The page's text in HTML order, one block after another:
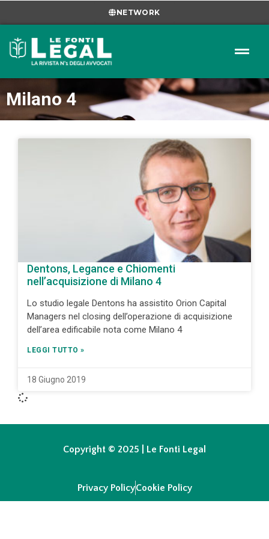
NETWORK
Milano 4
Dentons, Legance e Chiomenti
nell’acquisizione di Milano 4
Lo studio legale Dentons ha assistito Orion Capital
Managers nel closing dell’operazione di acquisizione
dell’area edificabile nota come Milano 4
LEGGI TUTTO »
18 Giugno 2019
Copyright © 2025 | Le Fonti Legal
Privacy PolicyCookie Policy